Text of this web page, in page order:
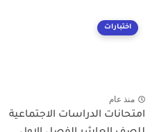
اختبارات
منذ عام
امتحانات الدراسات الاجتماعية